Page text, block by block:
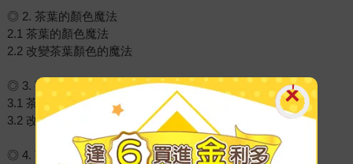
◎ 2. 茶葉的顏色魔法
2.1 茶葉的顏色魔法
2.2 改變茶葉顏色的魔法
◎ 3. 茶葉的滋味魔法
3.1 茶葉的滋味魔法
3.2 改變茶葉滋味的魔法
◎ 4. 茶葉的氣味魔法